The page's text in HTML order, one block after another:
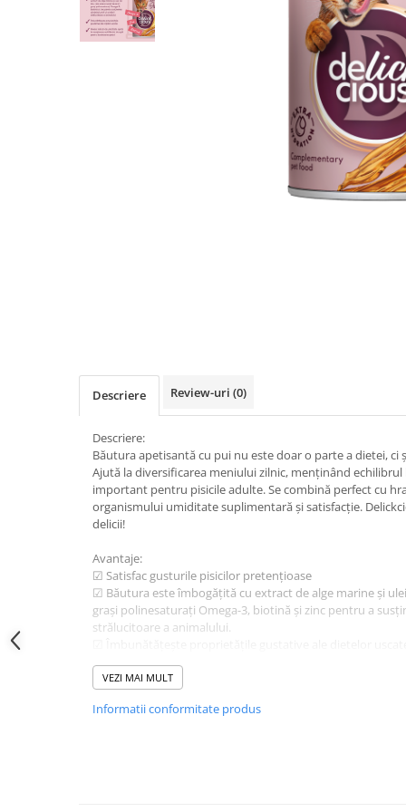
Descriere Review-uri (0)
Descriere:
Băutura apetisantă cu pui nu este doar o parte a dietei, ci
Ajută la diversificarea meniului zilnic, menținând echilibrul
important pentru pisicile adulte. Se combină perfect cu
organismului umiditate suplimentară și satisfacție.
deliciі!
Avantaje:
☑ Satisfac gusturile pisicilor pretențioase
☑ Băutura este îmbogățită cu extract de alge marine și
grași polinesaturați Omega-3, biotină și zinc pentru a
strălucitoare a animalului.
☑ Nivelul ridicat de umiditate contribuie la menținerea
bunăstarea pisicii
VEZI MAI MULT
Informatii conformitate produs